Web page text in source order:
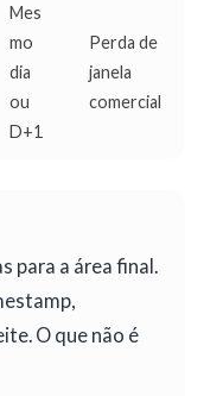
Mes
mo
dia
ou
D+1
Perda de
janela
comercial
para a área final.
O que não é